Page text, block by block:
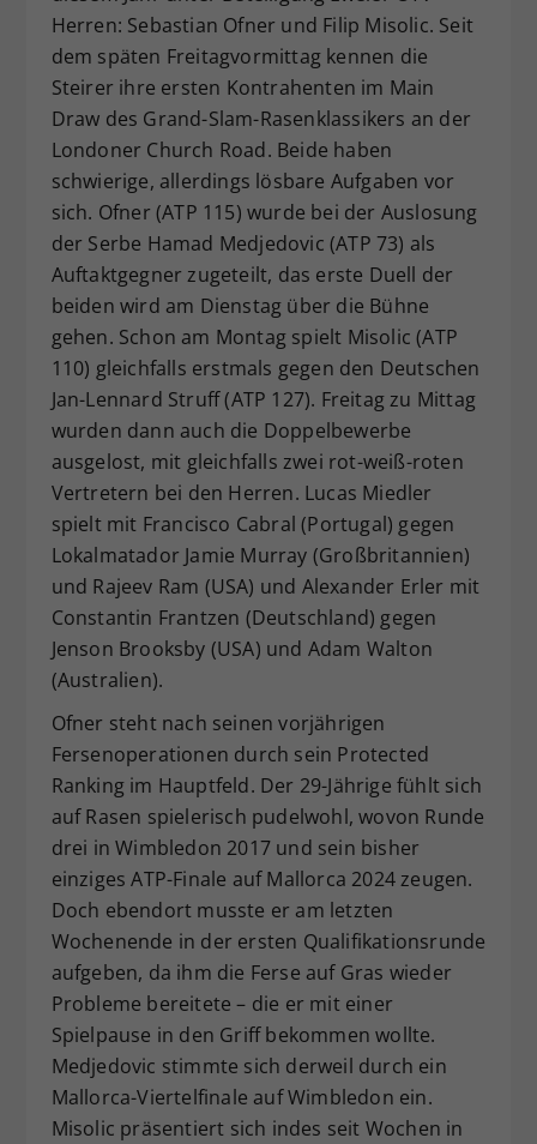
Herren: Sebastian Ofner und Filip Misolic. Seit
dem späten Freitagvormittag kennen die
Steirer ihre ersten Kontrahenten im Main
Draw des Grand-Slam-Rasenklassikers an der
Londoner Church Road. Beide haben
schwierige, allerdings lösbare Aufgaben vor
sich. Ofner (ATP 115) wurde bei der Auslosung
der Serbe Hamad Medjedovic (ATP 73) als
Auftaktgegner zugeteilt, das erste Duell der
beiden wird am Dienstag über die Bühne
gehen. Schon am Montag spielt Misolic (ATP
110) gleichfalls erstmals gegen den Deutschen
Jan-Lennard Struff (ATP 127). Freitag zu Mittag
wurden dann auch die Doppelbewerbe
ausgelost, mit gleichfalls zwei rot-weiß-roten
Vertretern bei den Herren. Lucas Miedler
spielt mit Francisco Cabral (Portugal) gegen
Lokalmatador Jamie Murray (Großbritannien)
und Rajeev Ram (USA) und Alexander Erler mit
Constantin Frantzen (Deutschland) gegen
Jenson Brooksby (USA) und Adam Walton
(Australien).
Ofner steht nach seinen vorjährigen
Fersenoperationen durch sein Protected
Ranking im Hauptfeld. Der 29-Jährige fühlt sich
auf Rasen spielerisch pudelwohl, wovon Runde
drei in Wimbledon 2017 und sein bisher
einziges ATP-Finale auf Mallorca 2024 zeugen.
Doch ebendort musste er am letzten
Wochenende in der ersten Qualifikationsrunde
aufgeben, da ihm die Ferse auf Gras wieder
Probleme bereitete – die er mit einer
Spielpause in den Griff bekommen wollte.
Medjedovic stimmte sich derweil durch ein
Mallorca-Viertelfinale auf Wimbledon ein.
Misolic präsentiert sich indes seit Wochen in
Zweck
Dieser Wert speichert Ihre Consent-
Einstellungen. Unter anderem eine
zufällig generierte ID, für die
historische Speicherung Ihrer
Webseiten-Betreiber dies eingestellt
hat.